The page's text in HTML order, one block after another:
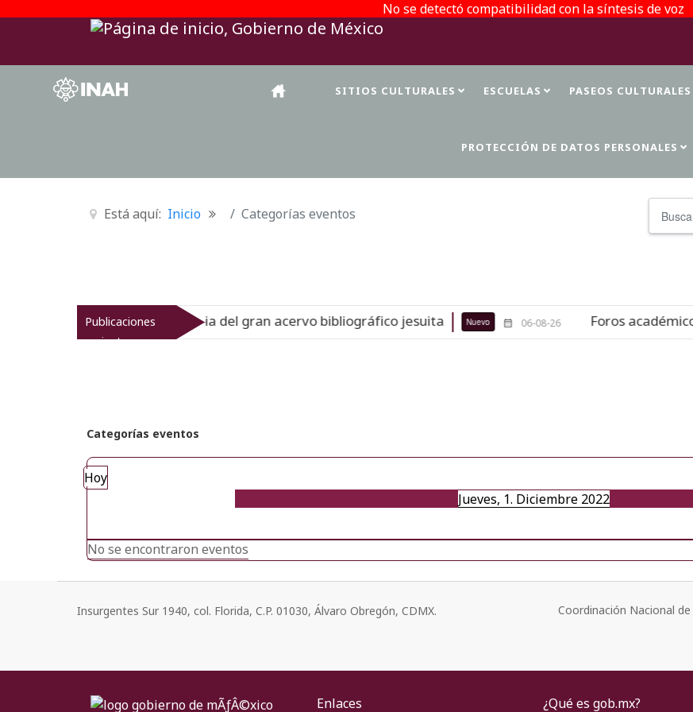
No se detectó compatibilidad con la síntesis de voz
SITIOS CULTURALES ESCUELAS PASEOS CULTURALES
PROTECCIÓN DE DATOS PERSONALES
Está aquí: Inicio Categorías eventos
Publicaciones
recientes
muestra la historia del gran acervo bibliográfico jesuita Nuevo 06-08-26 Foros académicos de la 37
Categorías eventos
Hoy
Jueves, 1. Diciembre 2022
No se encontraron eventos
Insurgentes Sur 1940, col. Florida, C.P. 01030, Álvaro Obregón, CDMX.
Coordinación Nacional
Enlaces ¿Qué es gob.mx?